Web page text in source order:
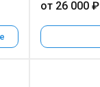
от 26 000 ₽